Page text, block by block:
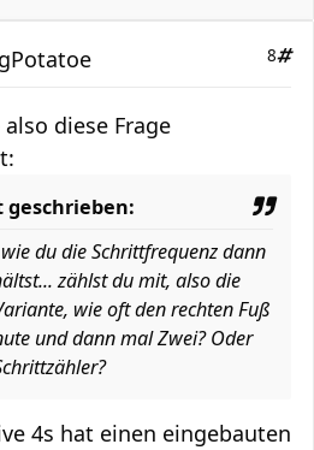
8
diese Frage
geschrieben:
du die Schrittfrequenz dann
zählst du mit, also die
wie oft den rechten Fuß
und dann mal Zwei? Oder
4s hat einen eingebauten